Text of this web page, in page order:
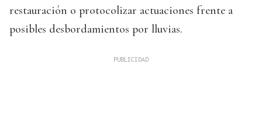
restauración o protocolizar actuaciones frente a
posibles desbordamientos por lluvias.